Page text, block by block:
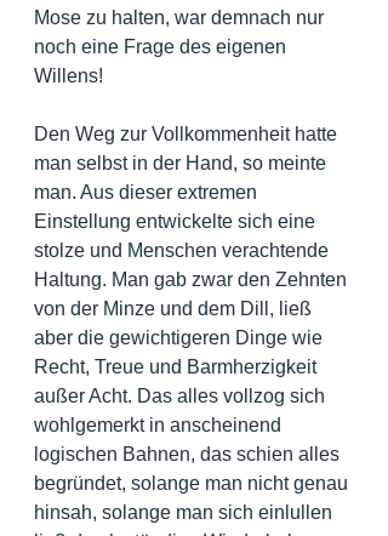
Mose zu halten, war demnach nur
noch eine Frage des eigenen
Willens!
Den Weg zur Vollkommenheit hatte
man selbst in der Hand, so meinte
man. Aus dieser extremen
Einstellung entwickelte sich eine
stolze und Menschen verachtende
Haltung. Man gab zwar den Zehnten
von der Minze und dem Dill, ließ
aber die gewichtigeren Dinge wie
Recht, Treue und Barmherzigkeit
außer Acht. Das alles vollzog sich
wohlgemerkt in anscheinend
logischen Bahnen, das schien alles
begründet, solange man nicht genau
hinsah, solange man sich einlullen